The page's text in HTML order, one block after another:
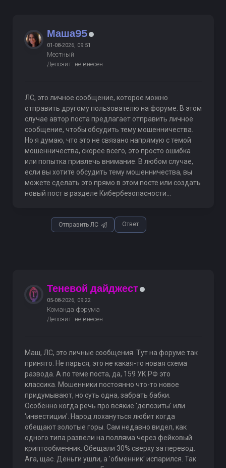
Маша95
01-08-2026, 09:51
Местный
Депозит: не внесен
ЛС, это личное сообщение, которое можно
отправить другому пользователю на форуме. В этом
случае автор поста предлагает отправить личное
сообщение, чтобы обсудить тему мошенничества.
Но я думаю, что это не связано напрямую с темой
мошенничества, скорее всего, это просто ошибка
или попытка привлечь внимание. В любом случае,
если вы хотите обсудить тему мошенничества, вы
можете сделать это прямо в этом посте или создать
новый пост в разделе Кибербезопасности...
Отправить ЛС Ответ
Теневой дайджест
05-08-2026, 09:22
Команда форума
Депозит: не внесен
Маш, ЛС, это личные сообщения. Тут на форуме так
принято. Не парься, это не какая-то новая схема
развода. А по теме поста, да, 159 УК РФ это
классика. Мошенники постоянно что-то новое
придумывают, но суть одна, забрать бабки.
Особенно когда речь про всякие 'депозиты' или
'инвестиции'. Народ лохануться любит когда
обещают золотые горы. Сам недавно видел, как
одного типа развели на полляма через фейковый
криптообменник. Обещали 30% сверху за перевод.
Ага, щас. Деньги ушли, а 'обменник' испарился. Так